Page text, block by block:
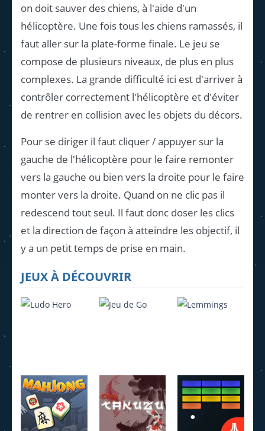
on doit sauver des chiens, à l'aide d'un
hélicoptère. Une fois tous les chiens ramassés, il
faut aller sur la plate-forme finale. Le jeu se
compose de plusieurs niveaux, de plus en plus
complexes. La grande difficulté ici est d'arriver à
contrôler correctement l'hélicoptère et d'éviter
de rentrer en collision avec les objets du décors.
Pour se diriger il faut cliquer / appuyer sur la
gauche de l'hélicoptère pour le faire remonter
vers la gauche ou bien vers la droite pour le faire
monter vers la droite. Quand on ne clic pas il
redescend tout seul. Il faut donc doser les clics
et la direction de façon à atteindre les objectif, il
y a un petit temps de prise en main.
JEUX À DÉCOUVRIR
Ludo Hero
4.22K
Jeu de Go
3.95K
Lemmings
4.07K